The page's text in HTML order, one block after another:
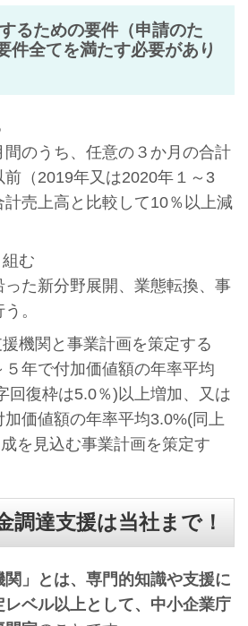
るための要件（申請のた
件全てを満たす必要があり
のうち、任意の３か月の合計
（2019年又は2020年１～3
計売上高と比較して10％以上減
む
た新分野展開、業態転換、事
。
機関と事業計画を策定する
年で付加価値額の年率平均
回復枠は5.0％)以上増加、又は
価値額の年率平均3.0%(同上
を見込む事業計画を策定す
調達支援は当社まで！
関」とは、専門的知識や支援に
ベル以上として、中小企業庁